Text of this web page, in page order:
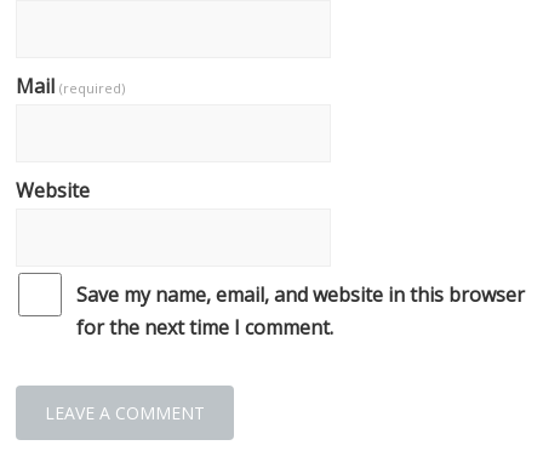
Mail(required)
Website
Save my name, email, and website in this browser
for the next time I comment.